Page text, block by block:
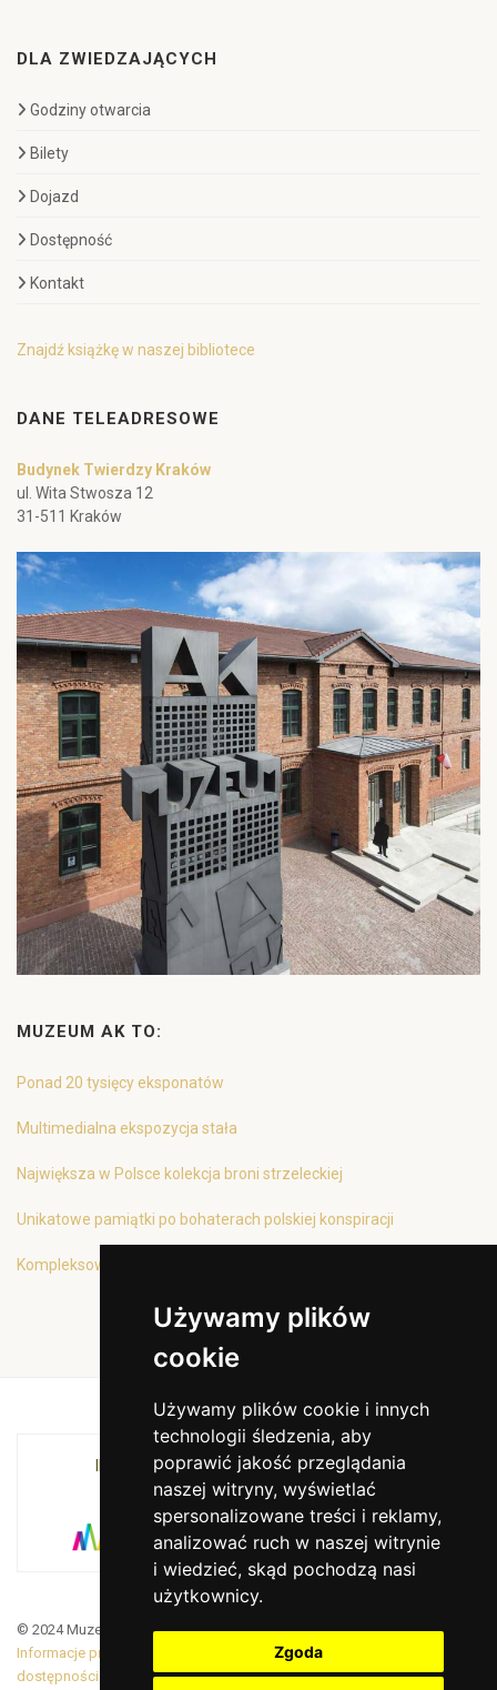
Używamy plików
cookie
Używamy plików cookie i innych
technologii śledzenia, aby
poprawić jakość przeglądania
naszej witryny, wyświetlać
spersonalizowane treści i reklamy,
analizować ruch w naszej witrynie
i wiedzieć, skąd pochodzą nasi
użytkownicy.
Zgoda
DLA ZWIEDZAJĄCYCH
Godziny otwarcia
Bilety
Dojazd
Dostępność
Kontakt
Znajdź książkę w naszej bibliotece
DANE TELEADRESOWE
Budynek Twierdzy Kraków
ul. Wita Stwosza 12
31-511 Kraków
MUZEUM AK TO:
Ponad 20 tysięcy eksponatów
Multimedialna ekspozycja stała
Największa w Polsce kolekcja broni strzeleckiej
Unikatowe pamiątki po bohaterach polskiej konspiracji
Kompleksowa oferta edukacyjna
INSTYTUCJA KULTURY MIASTA KRAKOWA I
WOJEWÓDZTWA MAŁOPOLSKIEGO
© 2024 Muzeum Armii Krajowej. Translated by Google Translate
Informacje prawne
Zamówienia publiczne|
dostępności